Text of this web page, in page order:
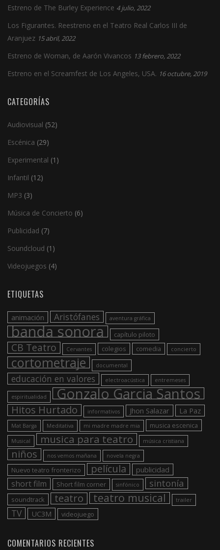
Estreno de The Burley Experience 4 julio, 2022
Los Figurantes. Reestreno en el Teatro Real Carlos III de
Aranjuez 15 abril, 2022
Estreno de Woman, de Aarón Vivancos 13 febrero, 2022
Estreno en el Screamfest de Los Angeles, USA. 16 octubre, 2019
CATEGORÍAS
Audiovisual (52)
Escénica (29)
Experimental (1)
Infantil (12)
MP3 (3)
Música de Concierto (6)
Publicidad (7)
Soundcloud (1)
Videojuegos (4)
ETIQUETAS
animación Aristófanes aventura gráfica
banda sonora capítulo piloto
CB Teatro Cervantes colegios comedia concierto
cortometraje documental
educación en valores electroacústica entremeses
espiritualidad Gonzalo Garcia Santos
Hitos Hurtado informativos Jhon Salazar La Paz
Mat Barga Meditativa mi madre madre mia musica escenica
Musical musica para teatro música cristiana
niños nos vemos mañana novela negra
Nuevo teatro fronterizo película publicidad
short film Short film corner sinfónico sintonía
soundtrack teatro teatro musical trailer
TV UC3M videojuego
COMENTARIOS RECIENTES